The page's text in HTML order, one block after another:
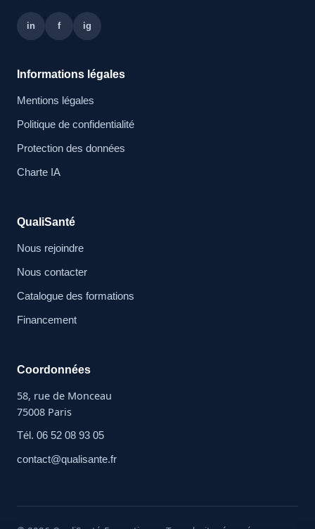
in f ig
Informations légales
Mentions légales
Politique de confidentialité
Protection des données
Charte IA
QualiSanté
Nous rejoindre
Nous contacter
Catalogue des formations
Financement
Coordonnées
58, rue de Monceau
75008 Paris
Tél. 06 52 08 93 05
contact@qualisante.fr